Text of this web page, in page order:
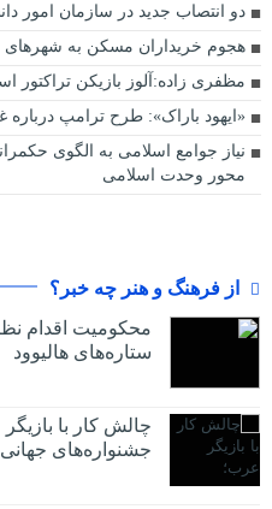
دو انتصاب جدید در سازمان امور
هجوم خریداران مسکن به شهرهای
مظفری زاده:آلوز بازیکن تراکتور
«ایهود باراک»: طرح ترامپ
نیاز جوامع اسلامی به الگوی
محور وحدت اسلامی
از فرهنگ و هنر چه خبر؟
محکومیت اقدام
ستاره‌های هالیوود
چالش کار با
جشنواره‌های